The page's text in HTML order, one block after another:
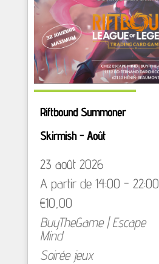
Riftbound Summoner
Skirmish - Août
23 août 2026
A partir de 14:00 - 22:00
€10,00
BuyTheGame | Escape
Mind
Soirée jeux